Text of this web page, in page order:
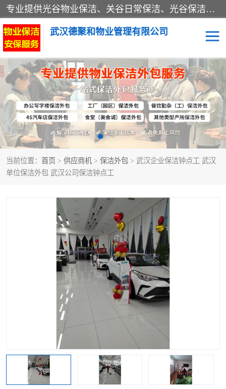
专业提供光谷物业保洁、关谷日常保洁、光谷保洁外包及武汉其他城区的单位日常保洁 武汉德聚和物业管理有限公司致力于打造中国专业物业保洁服务、日常保洁及其他保洁清洗外包服务。自公司成立以来提倡以先进的物业管理理念和模式经营，谋篇布局，以“至诚服务、精益求精、规范管理、锐意拓新”为质量方针，强化内部管理，为业主提供专业化、标准化和精细化的全方位物业服务，管理服务水平得到了广大业主和业内人士的一致好评。
武汉德聚和物业管理有限公司
当前位置： 首页 > 供应商机 > 保洁外包 > 武汉企业保洁钟点工 武汉
单位保洁外包 武汉公司保洁钟点工
保洁外包